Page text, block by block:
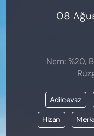
08
Nem: %20,
Adilcevaz
Hizan
ÖZEL HABER
SİYASET
VAN VE